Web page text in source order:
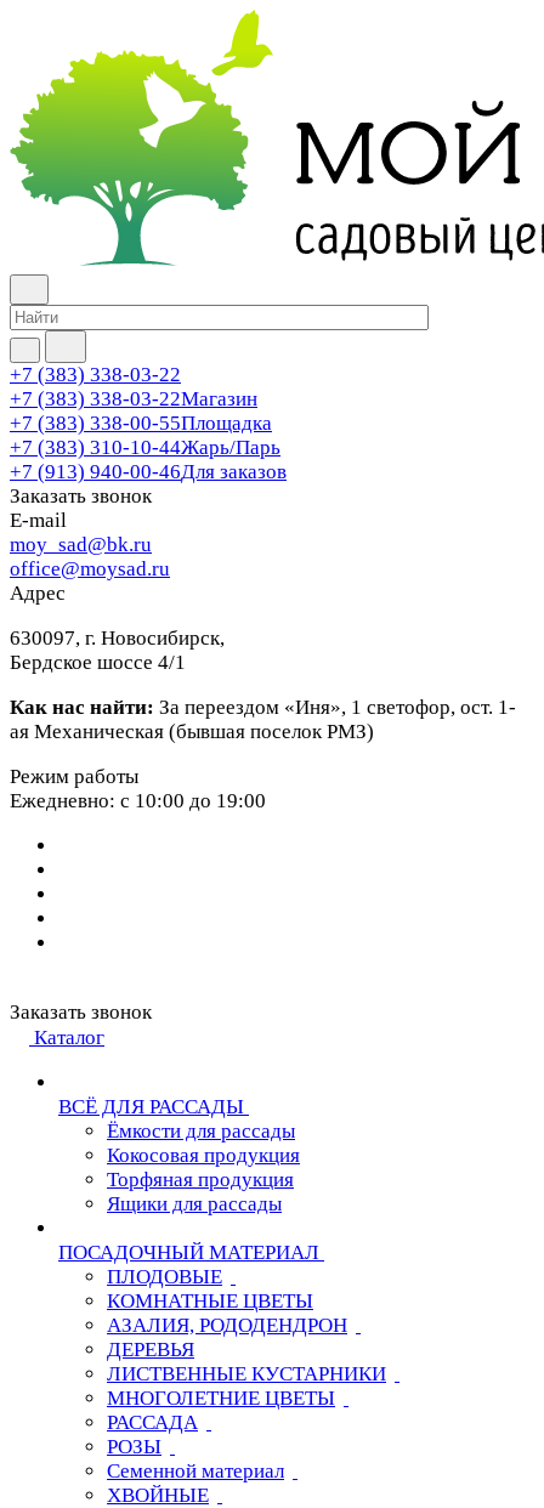
+7 (383) 338-03-22
+7 (383) 338-03-22Магазин
+7 (383) 338-00-55Площадка
+7 (383) 310-10-44Жарь/Парь
+7 (913) 940-00-46Для заказов
Заказать звонок
E-mail
moy_sad@bk.ru
office@moysad.ru
Адрес
630097, г. Новосибирск,
Бердское шоссе 4/1
Как нас найти: За переездом «Иня», 1 светофор, ост. 1-
ая Механическая (бывшая поселок РМЗ)
Режим работы
Ежедневно: с 10:00 до 19:00
Заказать звонок
Каталог
ВСЁ ДЛЯ РАССАДЫ
Ёмкости для рассады
Кокосовая продукция
Торфяная продукция
Ящики для рассады
ПОСАДОЧНЫЙ МАТЕРИАЛ
ПЛОДОВЫЕ
КОМНАТНЫЕ ЦВЕТЫ
АЗАЛИЯ, РОДОДЕНДРОН
ДЕРЕВЬЯ
ЛИСТВЕННЫЕ КУСТАРНИКИ
МНОГОЛЕТНИЕ ЦВЕТЫ
РАССАДА
РОЗЫ
Семенной материал
ХВОЙНЫЕ